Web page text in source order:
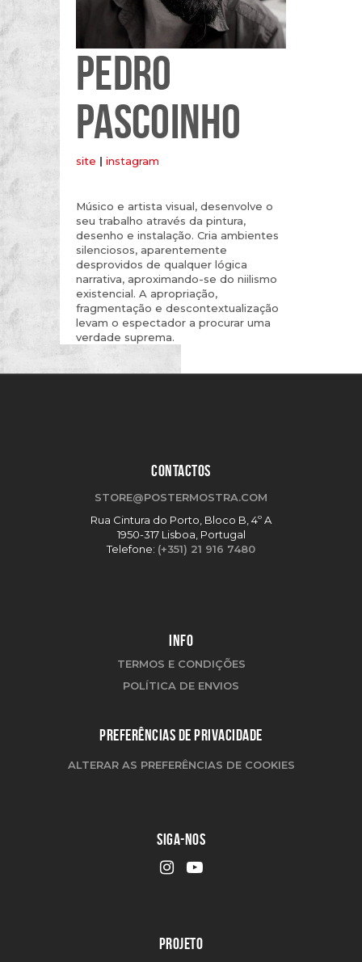
PEDRO
PASCOINHO
site | instagram
Músico e artista visual, desenvolve o
seu trabalho através da pintura,
desenho e instalação. Cria ambientes
silenciosos, aparentemente
desprovidos de qualquer lógica
narrativa, aproximando-se do niilismo
existencial. A apropriação,
fragmentação e descontextualização
levam o espectador a procurar uma
verdade suprema.
CONTACTOS
STORE@POSTERMOSTRA.COM
Rua Cintura do Porto, Bloco B, 4º A
1950-317 Lisboa, Portugal
Telefone: (+351) 21 916 7480
INFO
TERMOS E CONDIÇÕES
POLÍTICA DE ENVIOS
PREFERÊNCIAS DE PRIVACIDADE
ALTERAR AS PREFERÊNCIAS DE COOKIES
SIGA-NOS
PROJETO